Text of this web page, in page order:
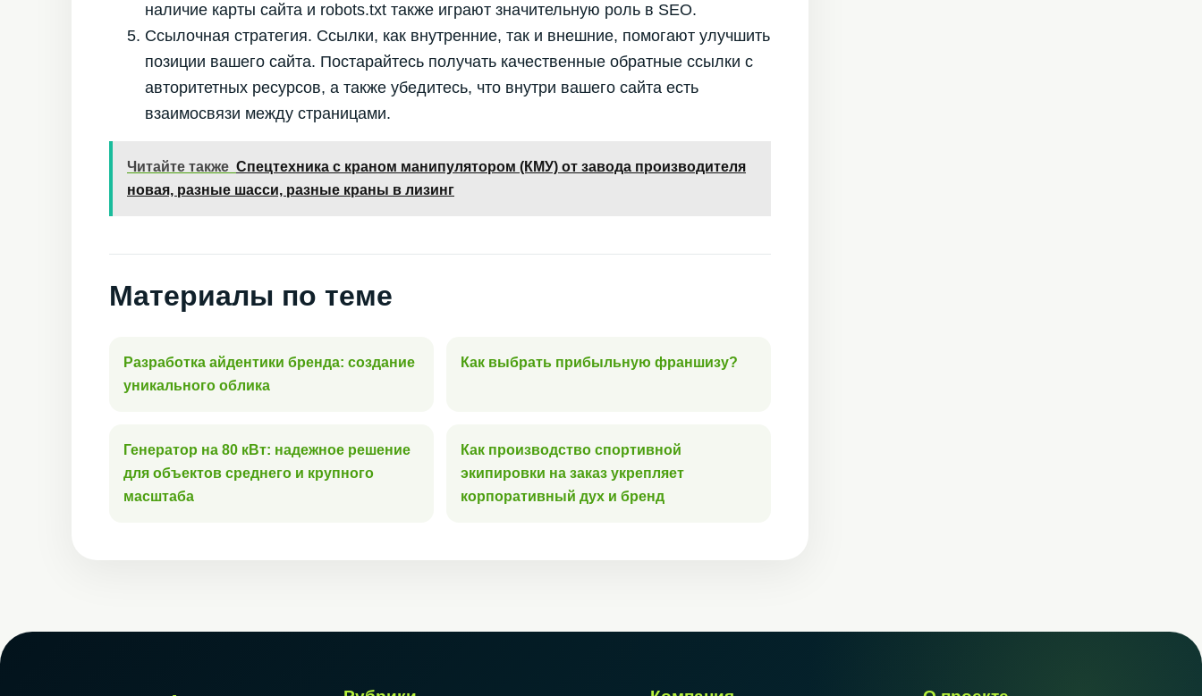
наличие карты сайта и robots.txt также играют значительную роль в SEO.
Ссылочная стратегия. Ссылки, как внутренние, так и внешние, помогают улучшить
позиции вашего сайта. Постарайтесь получать качественные обратные ссылки с
авторитетных ресурсов, а также убедитесь, что внутри вашего сайта есть
взаимосвязи между страницами.
Читайте также Спецтехника с краном манипулятором (КМУ) от завода производителя
новая, разные шасси, разные краны в лизинг
Материалы по теме
Разработка айдентики бренда: создание
уникального облика
Как выбрать прибыльную франшизу?
Генератор на 80 кВт: надежное решение
для объектов среднего и крупного
масштаба
Как производство спортивной
экипировки на заказ укрепляет
корпоративный дух и бренд